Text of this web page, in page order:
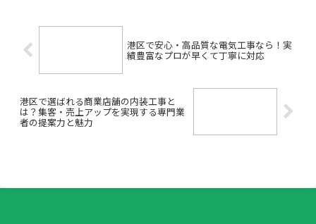
港区で安心・高品質な電気工事なら！実
績豊富なプロが早くて丁寧に対応
港区で選ばれる商業店舗の内装工事と
は？集客・売上アップを実現する専門業
者の提案力と魅力